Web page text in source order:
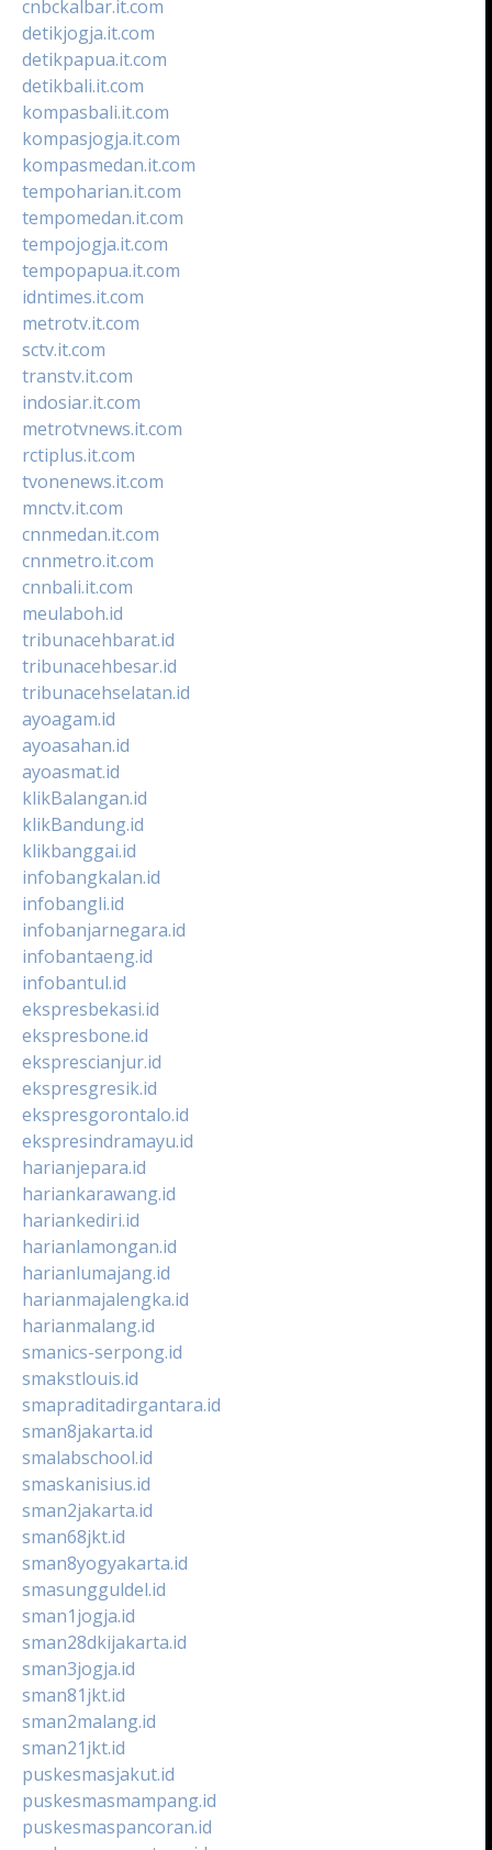
cnbckalbar.it.com
detikjogja.it.com
detikpapua.it.com
detikbali.it.com
kompasbali.it.com
kompasjogja.it.com
kompasmedan.it.com
tempoharian.it.com
tempomedan.it.com
tempojogja.it.com
tempopapua.it.com
idntimes.it.com
metrotv.it.com
sctv.it.com
transtv.it.com
indosiar.it.com
metrotvnews.it.com
rctiplus.it.com
tvonenews.it.com
mnctv.it.com
cnnmedan.it.com
cnnmetro.it.com
cnnbali.it.com
meulaboh.id
tribunacehbarat.id
tribunacehbesar.id
tribunacehselatan.id
ayoagam.id
ayoasahan.id
ayoasmat.id
klikBalangan.id
klikBandung.id
klikbanggai.id
infobangkalan.id
infobangli.id
infobanjarnegara.id
infobantaeng.id
infobantul.id
ekspresbekasi.id
ekspresbone.id
eksprescianjur.id
ekspresgresik.id
ekspresgorontalo.id
ekspresindramayu.id
harianjepara.id
hariankarawang.id
hariankediri.id
harianlamongan.id
harianlumajang.id
harianmajalengka.id
harianmalang.id
smanics-serpong.id
smakstlouis.id
smapraditadirgantara.id
sman8jakarta.id
smalabschool.id
smaskanisius.id
sman2jakarta.id
sman68jkt.id
sman8yogyakarta.id
smasungguldel.id
sman1jogja.id
sman28dkijakarta.id
sman3jogja.id
sman81jkt.id
sman2malang.id
sman21jkt.id
puskesmasjakut.id
puskesmasmampang.id
puskesmaspancoran.id